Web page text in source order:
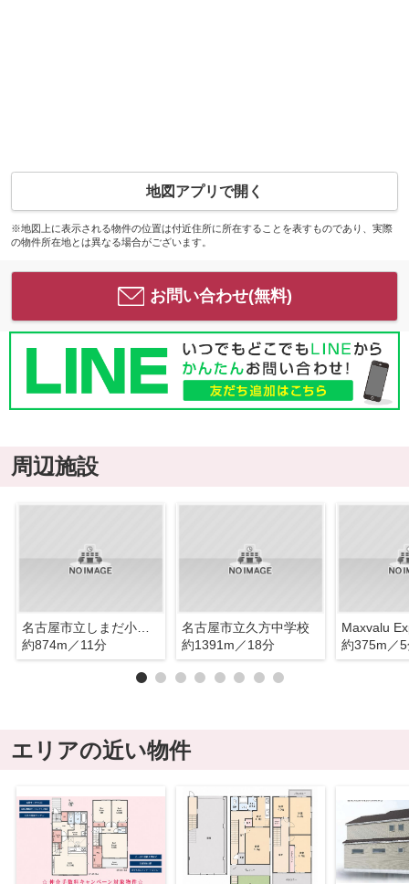
地図アプリで開く
※地図上に表示される物件の位置は付近住所に所在することを表すものであり、実際
の物件所在地とは異なる場合がございます。
お問い合わせ(無料)
周辺施設
名古屋市立しまだ小学校
約874m／11分
名古屋市立久方中学校
約1391m／18分
約375m／
エリアの近い物件